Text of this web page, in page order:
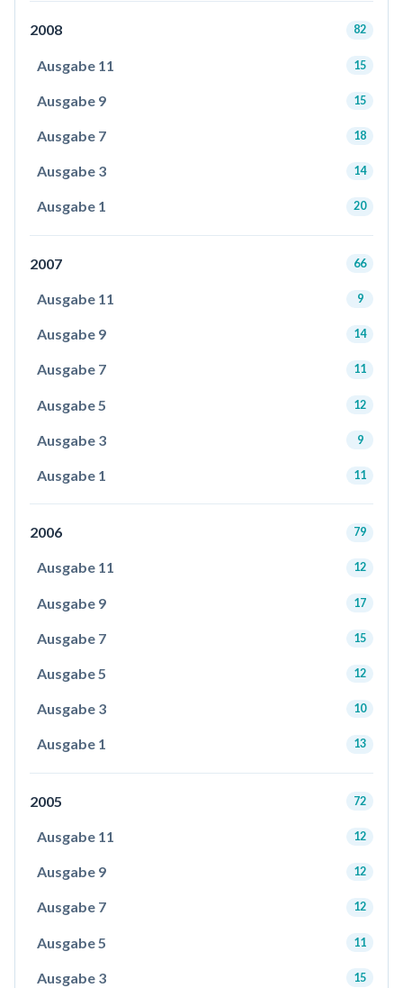
2008 82
Ausgabe 11 15
Ausgabe 9 15
Ausgabe 7 18
Ausgabe 3 14
Ausgabe 1 20
2007 66
Ausgabe 11 9
Ausgabe 9 14
Ausgabe 7 11
Ausgabe 5 12
Ausgabe 3 9
Ausgabe 1 11
2006 79
Ausgabe 11 12
Ausgabe 9 17
Ausgabe 7 15
Ausgabe 5 12
Ausgabe 3 10
Ausgabe 1 13
2005 72
Ausgabe 11 12
Ausgabe 9 12
Ausgabe 7 12
Ausgabe 5 11
Ausgabe 3 15